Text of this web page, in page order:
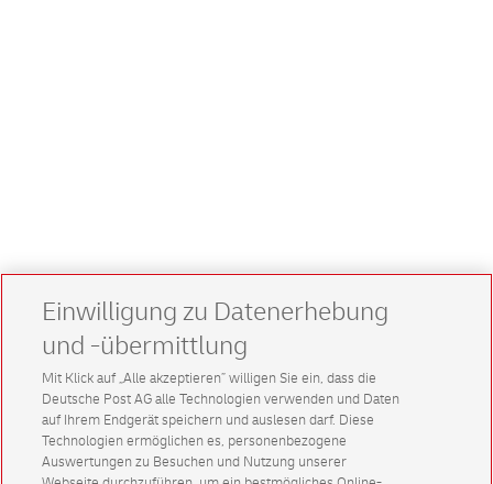
Einwilligung zu Datenerhebung
und -übermittlung
Mit Klick auf „Alle akzeptieren” willigen Sie ein, dass die
Deutsche Post AG alle Technologien verwenden und Daten
auf Ihrem Endgerät speichern und auslesen darf. Diese
Technologien ermöglichen es, personenbezogene
Auswertungen zu Besuchen und Nutzung unserer